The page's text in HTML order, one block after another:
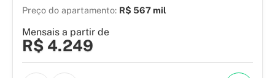
Preço do apartamento: R$ 567 mil
Mensais a partir de
R$ 4.249